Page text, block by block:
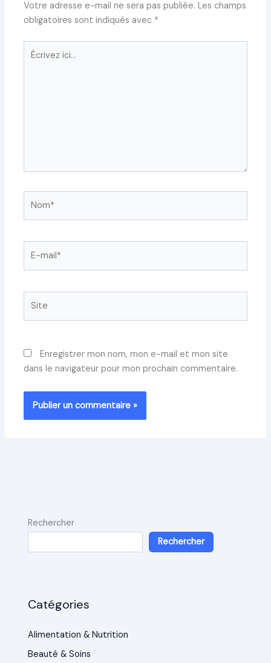
Votre adresse e-mail ne sera pas publiée. Les champs
obligatoires sont indiqués avec *
Écrivez
ici…
mail*
Enregistrer mon nom, mon e-mail et mon site
dans le navigateur pour mon prochain commentaire.
Rechercher
Rechercher
Catégories
Alimentation & Nutrition
Beauté & Soins